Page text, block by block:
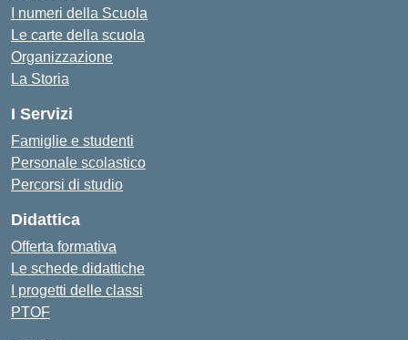
I numeri della Scuola
Le carte della scuola
Organizzazione
La Storia
I Servizi
Famiglie e studenti
Personale scolastico
Percorsi di studio
Didattica
Offerta formativa
Le schede didattiche
I progetti delle classi
PTOF